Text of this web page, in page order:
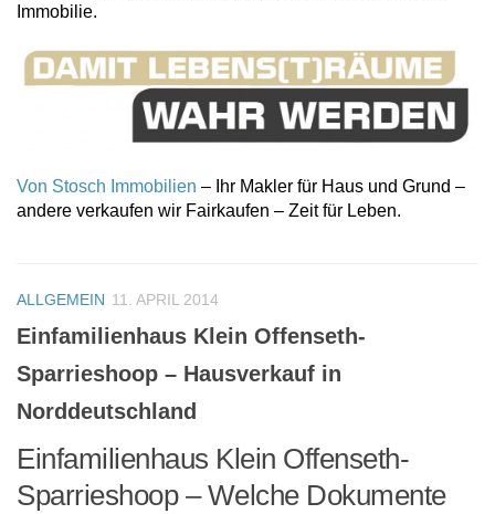
Immobilie.
Von Stosch Immobilien – Ihr Makler für Haus und Grund –
andere verkaufen wir Fairkaufen – Zeit für Leben.
ALLGEMEIN 11. APRIL 2014
Einfamilienhaus Klein Offenseth-
Sparrieshoop – Hausverkauf in
Norddeutschland
Einfamilienhaus Klein Offenseth-
Sparrieshoop – Welche Dokumente